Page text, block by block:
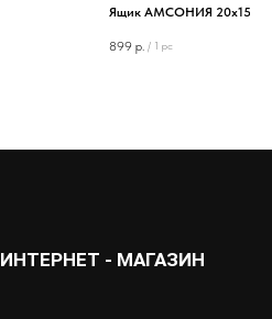
Ящик АМСОНИЯ
899 р. / 1 pc
ИНТЕРНЕТ - МАГАЗИН